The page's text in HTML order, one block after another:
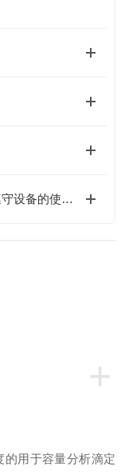
你不想浊度仪校准液提前报废，就必须遵守设备的使用事项
+
的用于容量分析滴定